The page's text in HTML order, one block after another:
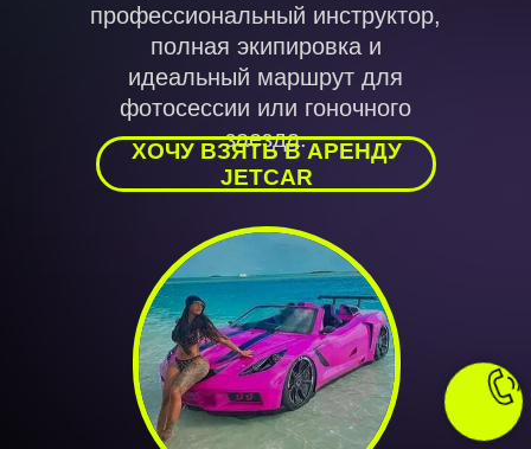
профессиональный инструктор,
полная экипировка и
идеальный маршрут для
фотосессии или гоночного
заезда.
ХОЧУ ВЗЯТЬ В АРЕНДУ
JETCAR